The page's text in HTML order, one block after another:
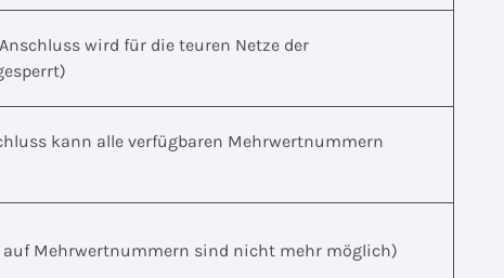
wird für die teuren Netze der
kann alle verfügbaren Mehrwertnummern
Mehrwertnummern sind nicht mehr möglich)